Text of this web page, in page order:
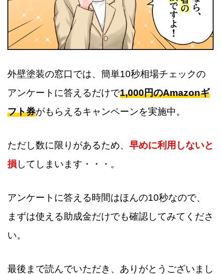
外壁塗装の窓口では、簡単10秒相場チェックの
アンケートに答えるだけで1,000円のAmazonギ
フト券がもらえるキャンペーンを実施中。
ただし数に限りがあるため、 早めに利用しないと
損 してしまいます・・・。
アンケートに答える時間はほんの10秒なので、
まずは使える助成金だけでも確認してみてくださ
い。
最後まで読んでいただき、ありがとうございまし